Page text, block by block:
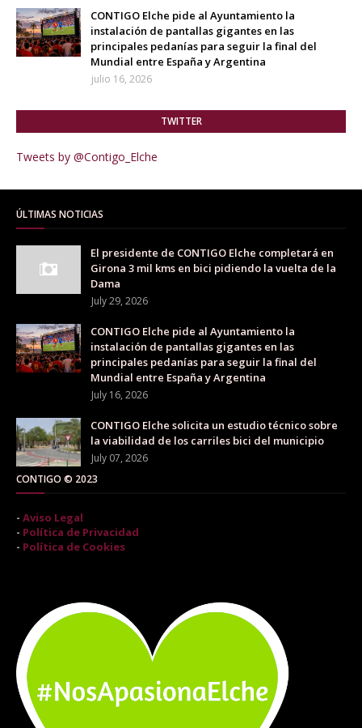
CONTIGO Elche pide al Ayuntamiento la
instalación de pantallas gigantes en las
principales pedanías para seguir la final del
Mundial entre España y Argentina
julio 16, 2026
TWITTER
Tweets by @Contigo_Elche
ÚLTIMAS NOTICIAS
El presidente de CONTIGO Elche completará en
Girona 3 mil kms en bici pidiendo la vuelta de la
Dama
July 29, 2026
CONTIGO Elche pide al Ayuntamiento la
instalación de pantallas gigantes en las
principales pedanías para seguir la final del
Mundial entre España y Argentina
July 16, 2026
CONTIGO Elche solicita un estudio técnico sobre
la viabilidad de los carriles bici del municipio
July 07, 2026
CONTIGO © 2023
- Aviso Legal
- Política de Privacidad
- Política de Cookies